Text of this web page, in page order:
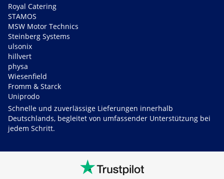
Royal Catering
STAMOS
MSW Motor Technics
Steinberg Systems
ulsonix
hillvert
physa
Wiesenfield
Fromm & Starck
Uniprodo
Schnelle und zuverlässige Lieferungen innerhalb
Deutschlands, begleitet von umfassender Unterstützung bei
jedem Schritt.